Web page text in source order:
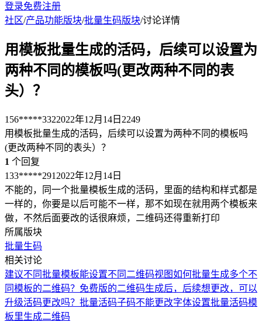
登录免费注册
社区/产品功能版块/批量生码版块/讨论详情
用模板批量生成的活码，后续可以设置为
两种不同的模板吗(更改两种不同的表
头）？
156*****3322022年12月14日 2249
用模板批量生成的活码，后续可以设置为两种不同的模板吗
(更改两种不同的表头）？
1 个回复
133*****291 2022年12月14日
不能的，同一个批量模板生成的活码，里面的结构和样式都是
一样的，你要是以后可能不一样，那不如现在就用两个模板来
做，不然后面要改的话很麻烦，二维码还得重新打印
所属版块
批量生码
相关讨论
建议不同批量模板能设置不同二维码视图如何批量生成多个不
同模板的二维码？ 免费版的二维码生成后，后续想更改，可以
升级活码更改吗？ 批量活码子码不能更改字体设置批量活码模
板里生成二维码